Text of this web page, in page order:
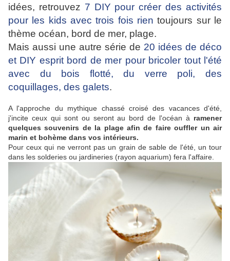
idées, retrouvez 7 DIY pour créer des activités
pour les kids avec trois fois rien toujours sur le
thème océan, bord de mer, plage.
Mais aussi une autre série de 20 idées de déco
et DIY esprit bord de mer pour bricoler tout l'été
avec du bois flotté, du verre poli, des
coquillages, des galets.
A l'approche du mythique chassé croisé des vacances d'été,
j'incite ceux qui sont ou seront au bord de l'océan à ramener
quelques souvenirs de la plage afin de faire ouffler un air
marin et bohème dans vos intérieurs.
Pour ceux qui ne verront pas un grain de sable de l'été, un tour
dans les solderies ou jardineries (rayon aquarium) fera l'affaire.